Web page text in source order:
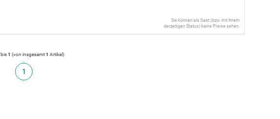
Sie können als Gast (bzw. mit Ihrem
derzeitigen Status) keine Preise sehen.
bis1 (von insgesamt1 Artikel)
1